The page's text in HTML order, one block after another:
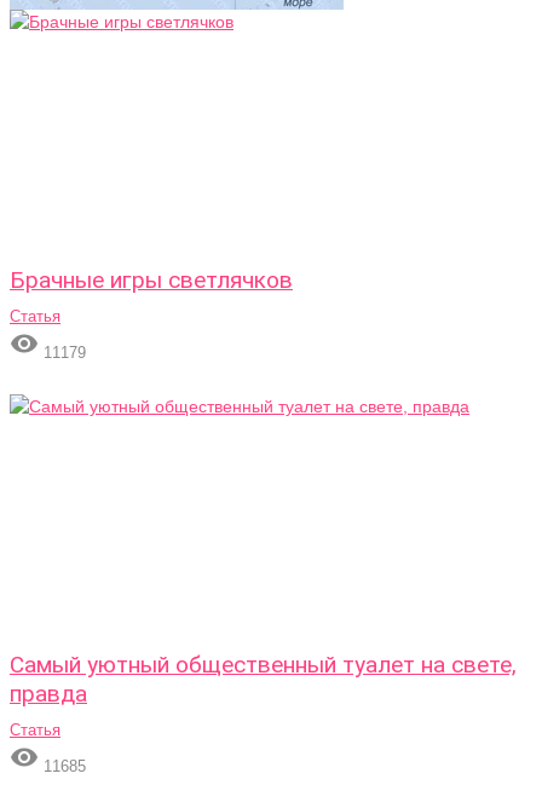
Брачные игры светлячков
Статья
 11179
Самый уютный общественный туалет на свете,
правда
Статья
 11685